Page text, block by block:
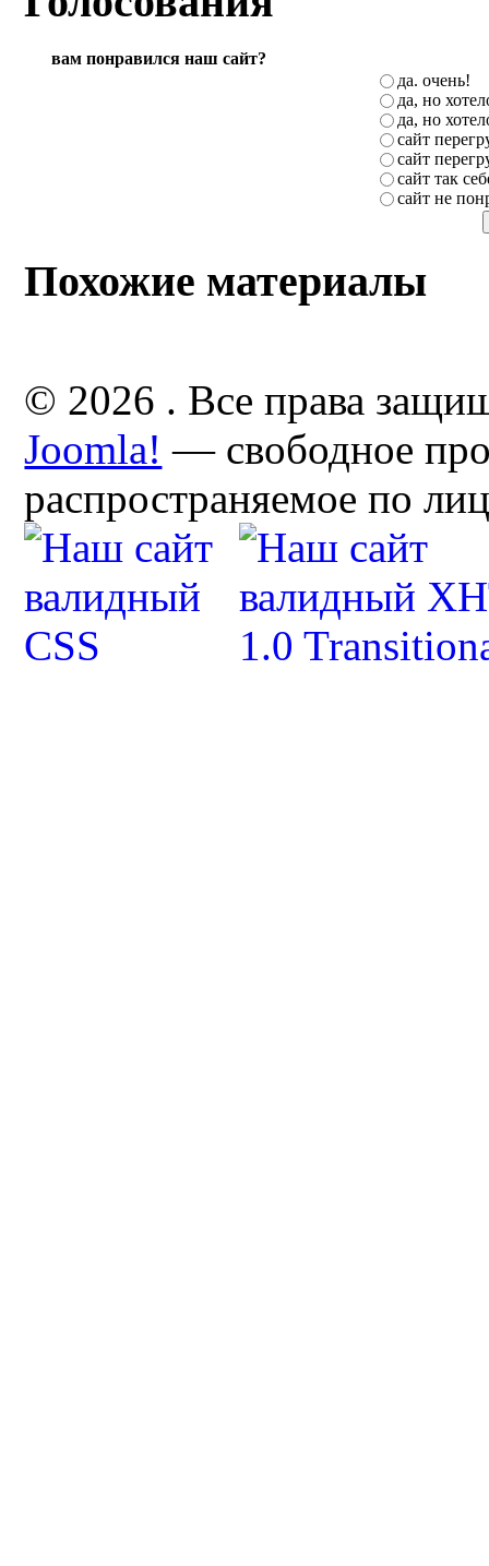
вам понравился наш сайт?
да. очень!
да, но
да, но
сайт
сайт
сайт так
сайт не
Похожие материалы
© 2026 . Все права
Joomla! — свободное
распространяемое по